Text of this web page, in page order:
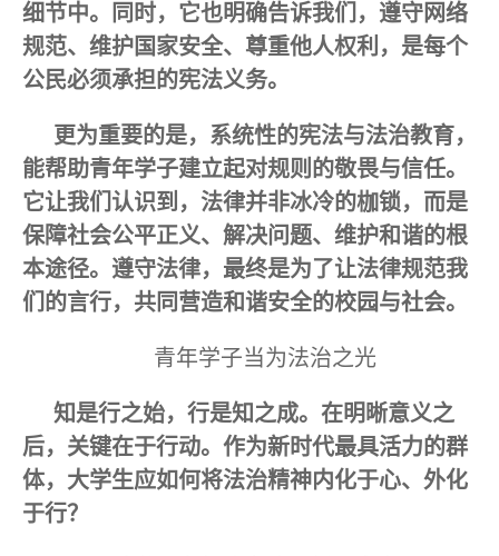
细节中。同时，它也明确告诉我们，遵守网络
规范、维护国家安全、尊重他人权利，是每个
公民必须承担的宪法义务。
更为重要的是，系统性的宪法与法治教育，
能帮助青年学子建立起对规则的敬畏与信任。
它让我们认识到，法律并非冰冷的枷锁，而是
保障社会公平正义、解决问题、维护和谐的根
本途径。遵守法律，最终是为了让法律规范我
们的言行，共同营造和谐安全的校园与社会。
青年学子当为法治之光
知是行之始，行是知之成。在明晰意义之
后，关键在于行动。作为新时代最具活力的群
体，大学生应如何将法治精神内化于心、外化
于行？